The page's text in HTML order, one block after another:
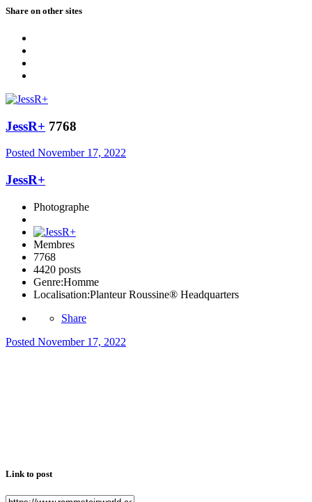
Share on other sites
JessR+ 7768
Posted November 17, 2022
JessR+
Photographe
Membres
7768
4420 posts
Genre:Homme
Localisation:Planteur Roussine® Headquarters
Share
Posted November 17, 2022
Link to post